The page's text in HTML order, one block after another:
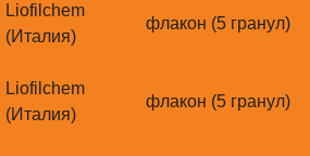
Liofilchem
(Италия)
флакон (5 гранул)
Liofilchem
(Италия)
флакон (5 гранул)